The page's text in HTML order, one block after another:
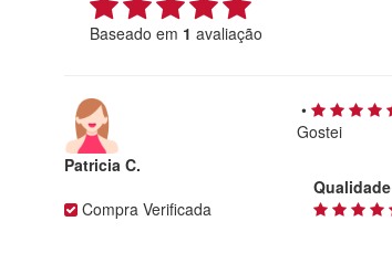
Baseado em 1 avaliação
Patricia C.
Compra Verificada
•
Gostei
Qualidade